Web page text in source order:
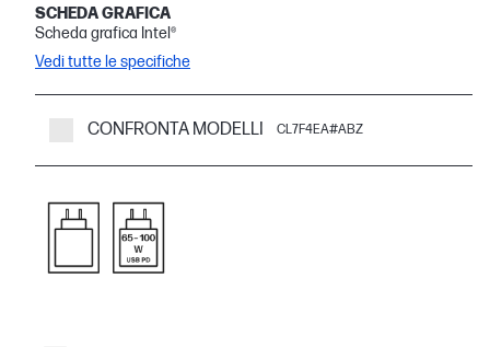
SCHEDA GRAFICA
Scheda grafica Intel®
Vedi tutte le specifiche
CONFRONTA MODELLI CL7F4EA#ABZ